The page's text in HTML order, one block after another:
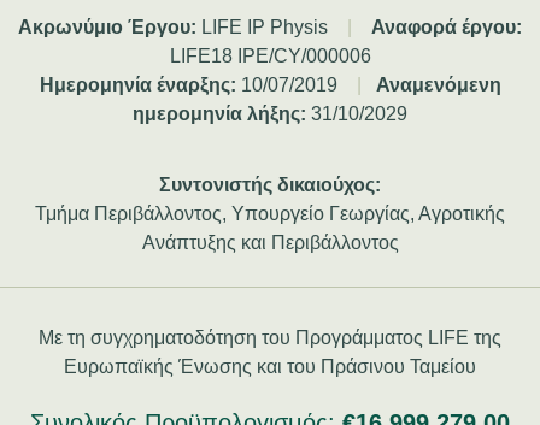
Ακρωνύμιο Έργου: LIFE IP Physis
Αναφορά έργου:
LIFE18 IPE/CY/000006
Ημερομηνία έναρξης: 10/07/2019
Αναμενόμενη
ημερομηνία λήξης: 31/10/2029
Συντονιστής δικαιούχος:
Τμήμα Περιβάλλοντος, Υπουργείο Γεωργίας, Αγροτικής
Ανάπτυξης και Περιβάλλοντος
Με τη συγχρηματοδότηση του Προγράμματος LIFE της
Ευρωπαϊκής Ένωσης και του Πράσινου Ταμείου